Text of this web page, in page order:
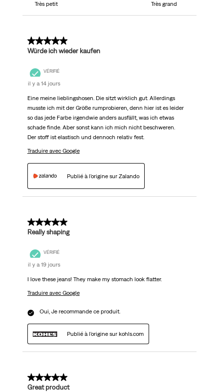
Très petit
Très grand
5 sur 5 étoiles.
Würde ich wieder kaufen
VÉRIFIÉ
il y a 14 jours
Eine meine lieblingshosen. Die sitzt wirklich gut. Allerdings
musste ich mit der Größe rumprobieren, denn hier ist es leider
so das jede Farbe irgendwie anders ausfällt, was ich etwas
schade finde. Aber sonst kann ich mich nicht beschweren.
Der stoff ist elastisch und dennoch relativ fest.
Traduire avec Google
Publié à l'origine sur Zalando
5 sur 5 étoiles.
Really shaping
VÉRIFIÉ
il y a 19 jours
I love these jeans! They make my stomach look flatter.
Traduire avec Google
Oui, Je recommande ce produit.
Publié à l'origine sur kohls.com
5 sur 5 étoiles.
Great product